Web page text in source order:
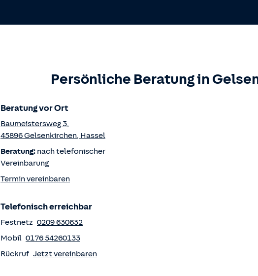
Persönliche Beratung in
Beratung vor Ort
Baumeistersweg 3,
45896Gelsenkirchen, Hassel
Beratung: nach telefonischer
Vereinbarung
Termin vereinbaren
Telefonisch erreichbar
Festnetz 0209 630632
Mobil 0176 54260133
Rückruf Jetzt vereinbaren